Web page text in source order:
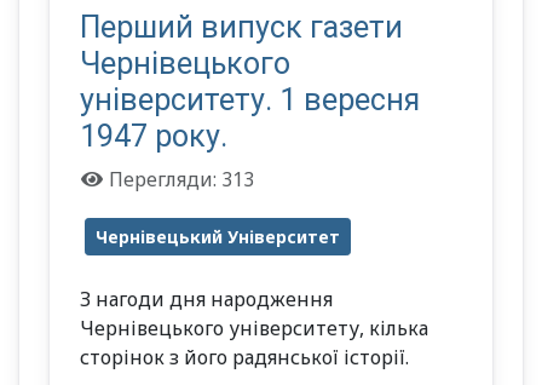
Перший випуск газети
Чернівецького
університету. 1 вересня
1947 року.
Перегляди: 313
Чернівецький Університет
З нагоди дня народження
Чернівецького університету, кілька
сторінок з його радянської історії.